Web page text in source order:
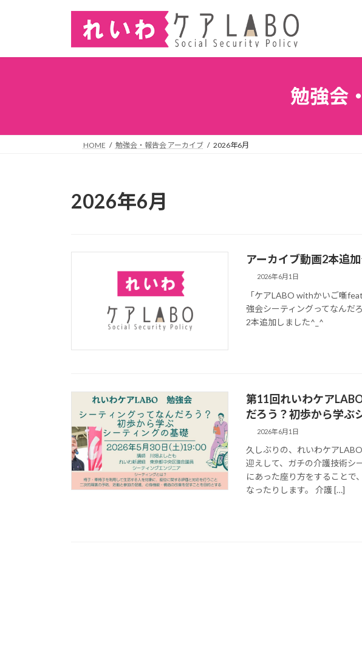
勉強会
HOME 勉強会・報告会 アーカイブ 2026年6月
2026年6月
アーカイブ動画2本追
2026年6月1日
「ケアLABO withかいご噺
強会シーティングってなんだ
2本追加しました^_^
第11回れいわケア
だろう？初歩から学ぶ
2026年6月1日
久しぶりの、れいわケア
迎えして、ガチの介護技術シ
にあった座り方をすることで
なったりします。 介護 […]